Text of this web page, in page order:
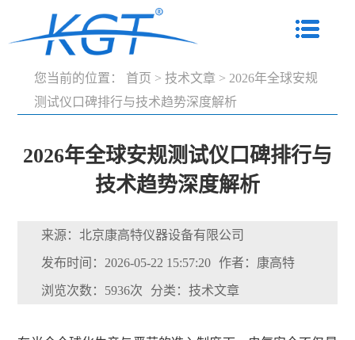
您当前的位置： 首页 > 技术文章 > 2026年全球安规
测试仪口碑排行与技术趋势深度解析
2026年全球安规测试仪口碑排行与
技术趋势深度解析
来源：北京康高特仪器设备有限公司
发布时间：2026-05-22 15:57:20 作者：康高特
浏览次数：5936次 分类：技术文章